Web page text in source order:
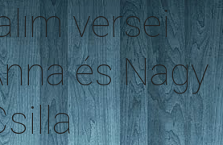
versei
és Nagy